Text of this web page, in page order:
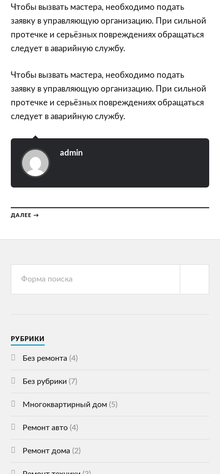
Чтобы вызвать мастера, необходимо подать
заявку в управляющую организацию. При сильной
протечке и серьёзных повреждениях обращаться
следует в аварийную службу.
Чтобы вызвать мастера, необходимо подать
заявку в управляющую организацию. При сильной
протечке и серьёзных повреждениях обращаться
следует в аварийную службу.
admin
ДАЛЕЕ →
РУБРИКИ
Без ремонта (4)
Без рубрики (7)
Многоквартирный дом (5)
Ремонт авто (4)
Ремонт дома (2)